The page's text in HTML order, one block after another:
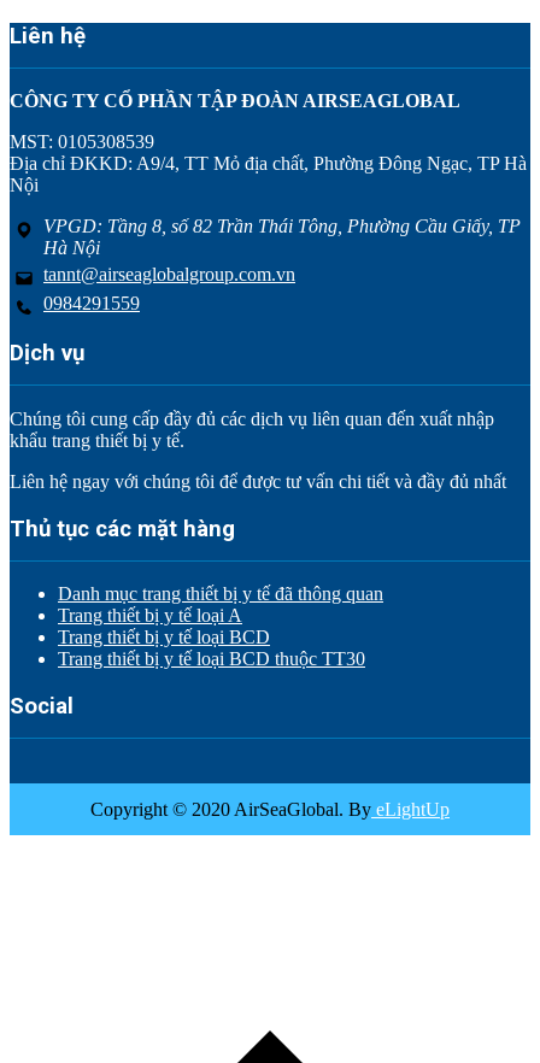
Liên hệ
CÔNG TY CỔ PHẦN TẬP ĐOÀN AIRSEAGLOBAL
MST: 0105308539
Địa chỉ ĐKKD: A9/4, TT Mỏ địa chất, Phường Đông Ngạc, TP Hà
Nội
VPGD: Tầng 8, số 82 Trần Thái Tông, Phường Cầu Giấy, TP
Hà Nội
tannt@airseaglobalgroup.com.vn
0984291559
Dịch vụ
Chúng tôi cung cấp đầy đủ các dịch vụ liên quan đến xuất nhập
khẩu trang thiết bị y tế.
Liên hệ ngay với chúng tôi để được tư vấn chi tiết và đầy đủ nhất
Thủ tục các mặt hàng
Danh mục trang thiết bị y tế đã thông quan
Trang thiết bị y tế loại A
Trang thiết bị y tế loại BCD
Trang thiết bị y tế loại BCD thuộc TT30
Social
Copyright © 2020 AirSeaGlobal. By eLightUp